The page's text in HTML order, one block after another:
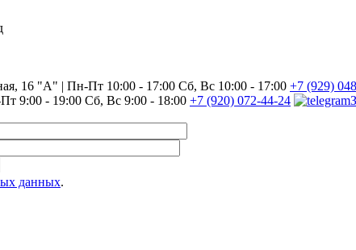
16 "А" | Пн-Пт 10:00 - 17:00 Сб, Вс 10:00 - 17:00 +7 (929)
9:00 - 19:00 Сб, Вс 9:00 - 18:00 +7 (920) 072-44-24
данных.